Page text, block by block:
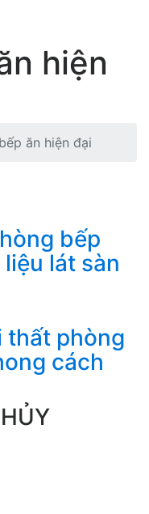
hiện
ăn hiện đại
bếp
lát sàn
thất phòng
cách